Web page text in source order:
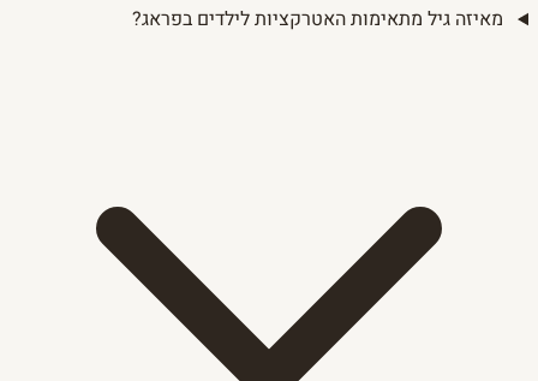
מאיזה גיל מתאימות האטרקציות לילדים בפראג?